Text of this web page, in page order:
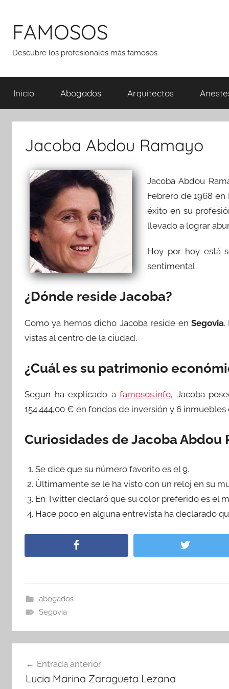
contenido
FAMOSOS
Descubre los profesionales más famosos
Inicio Abogados Arquitectos
Jacoba Abdou Ramayo
Jacoba Abdou
Febrero de 1968
éxito en su
llevado a lograr
Hoy por hoy está
sentimental.
¿Dónde reside Jacoba?
Como ya hemos dicho Jacoba reside en Segovia.
vistas al centro de la ciudad.
¿Cuál es su patrimonio
Segun ha explicado afamosos.info, Jacoba
154.444,00 € en fondos de inversión y 6
Curiosidades de Jacoba Abdou
Se dice que su número favorito es el 9.
Últimamente se le ha visto con un reloj en su
En Twitter declaró que su color preferido es el
Hace poco en alguna entrevista ha declarado
abogados
Segovia
de
Entrada anterior
Lucia Marina Zaragueta Lezana